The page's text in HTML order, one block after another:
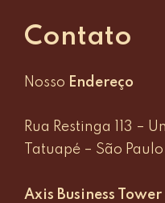
Contato
Nosso Endereço
Rua Restinga 113 –
Tatuapé – São Paulo
Axis Business Tower